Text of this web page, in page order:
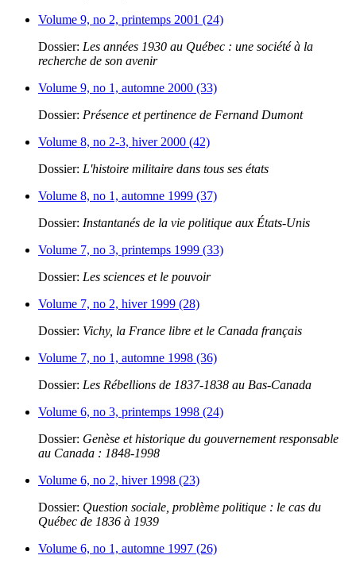
Volume 9, no 2, printemps 2001 (24)
Dossier: Les années 1930 au Québec : une société à la
recherche de son avenir
Volume 9, no 1, automne 2000 (33)
Dossier: Présence et pertinence de Fernand Dumont
Volume 8, no 2-3, hiver 2000 (42)
Dossier: L'histoire militaire dans tous ses états
Volume 8, no 1, automne 1999 (37)
Dossier: Instantanés de la vie politique aux États-Unis
Volume 7, no 3, printemps 1999 (33)
Dossier: Les sciences et le pouvoir
Volume 7, no 2, hiver 1999 (28)
Dossier: Vichy, la France libre et le Canada français
Volume 7, no 1, automne 1998 (36)
Dossier: Les Rébellions de 1837-1838 au Bas-Canada
Volume 6, no 3, printemps 1998 (24)
Dossier: Genèse et historique du gouvernement responsable
au Canada : 1848-1998
Volume 6, no 2, hiver 1998 (23)
Dossier: Question sociale, problème politique : le cas du
Québec de 1836 à 1939
Volume 6, no 1, automne 1997 (26)